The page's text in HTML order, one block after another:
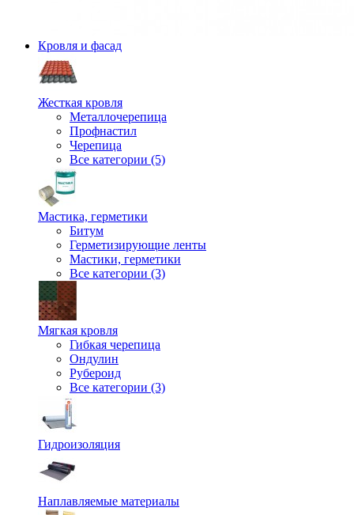
Кровля и фасад
Жесткая кровля
Металлочерепица
Профнастил
Черепица
Все категории (5)
Мастика, герметики
Битум
Герметизирующие ленты
Мастики, герметики
Все категории (3)
Мягкая кровля
Гибкая черепица
Ондулин
Рубероид
Все категории (3)
Гидроизоляция
Наплавляемые материалы